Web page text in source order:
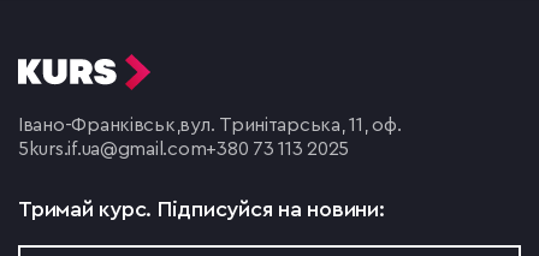
Івано-Франківськ,вул. Тринітарська, 11, оф.
5 kurs.if.ua@gmail.com+380 73 113 2025
Тримай курс. Підписуйся на новини: